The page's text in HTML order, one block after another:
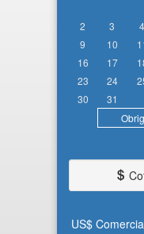
2
3 4
9
10
16
17
23
24
30
31
US$